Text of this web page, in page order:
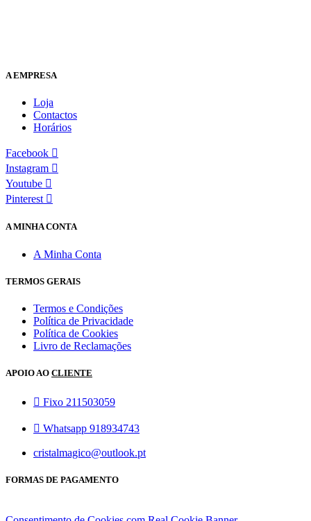
A EMPRESA
Loja
Contactos
Horários
Facebook
Instagram
Youtube
Pinterest
A MINHA CONTA
A Minha Conta
TERMOS GERAIS
Termos e Condições
Política de Privacidade
Política de Cookies
Livro de Reclamações
APOIO AO CLIENTE
Fixo 211503059
Whatsapp 918934743
cristalmagico@outlook.pt
FORMAS DE PAGAMENTO